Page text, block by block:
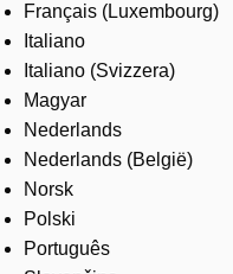
Français (Luxembourg)
Italiano
Italiano (Svizzera)
Magyar
Nederlands
Nederlands (België)
Norsk
Polski
Português